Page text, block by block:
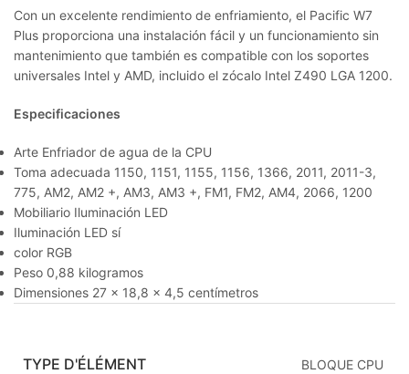
Con un excelente rendimiento de enfriamiento, el Pacific W7
Plus proporciona una instalación fácil y un funcionamiento sin
mantenimiento que también es compatible con los soportes
universales Intel y AMD, incluido el zócalo Intel Z490 LGA 1200.
Especificaciones
Arte Enfriador de agua de la CPU
Toma adecuada 1150, 1151, 1155, 1156, 1366, 2011, 2011-3,
775, AM2, AM2 +, AM3, AM3 +, FM1, FM2, AM4, 2066, 1200
Mobiliario Iluminación LED
Iluminación LED sí
color RGB
Peso 0,88 kilogramos
Dimensiones 27 x 18,8 x 4,5 centímetros
TYPE D'ÉLÉMENT BLOQUE CPU